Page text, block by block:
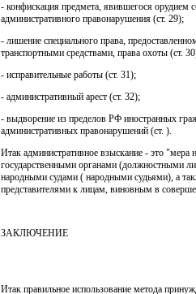
- конфискация предмета, явившегося орудием
административного правонарушения (ст. 29);
- лишение специального права,
транспортными средствами, права охоты (ст.
- исправительные работы (ст. 31);
- административный арест (ст. 32);
- выдворение из пределов РФ иностранных
административных правонарушений (ст. ).
Итак административное взыскание - это
государственными органами (должностными
народными судами ( народными судьями), а
представителями к лицам, виновным в
ЗАКЛЮЧЕНИЕ
Итак правильное использование метода